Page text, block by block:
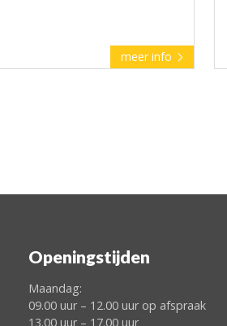
meer info
Openingstijden
Maandag:
09.00 uur – 12.00 uur op afspraak
13.00 uur – 17.00 uur